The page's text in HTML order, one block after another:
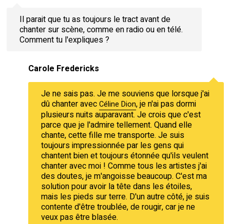
Il parait que tu as toujours le tract avant de
chanter sur scène, comme en radio ou en télé.
Comment tu l'expliques ?
Carole Fredericks
Je ne sais pas. Je me souviens que lorsque j'ai
dû chanter avecCéline Dion, je n'ai pas dormi
plusieurs nuits auparavant. Je crois que c'est
parce que je l'admire tellement. Quand elle
chante, cette fille me transporte. Je suis
toujours impressionnée par les gens qui
chantent bien et toujours étonnée qu'ils veulent
chanter avec moi ! Comme tous les artistes j'ai
des doutes, je m'angoisse beaucoup. C'est ma
solution pour avoir la tête dans les étoiles,
mais les pieds sur terre. D'un autre côté, je suis
contente d'être troublée, de rougir, car je ne
veux pas être blasée.